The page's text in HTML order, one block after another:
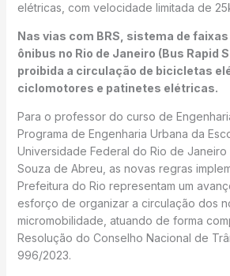
elétricas, com velocidade limitada de
Nas vias com BRS, sistema de
ônibus no Rio de Janeiro (Bus Rapid
proibida a circulação de bicicletas
ciclomotores e patinetes elétricas.
Para o professor do curso de
Programa de Engenharia Urbana da
Universidade Federal do Rio de Janeiro
Souza de Abreu, as novas regras
Prefeitura do Rio representam um
esforço de organizar a circulação dos
micromobilidade, atuando de forma
Resolução do Conselho Nacional de
996/2023.